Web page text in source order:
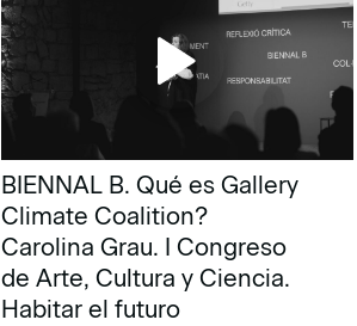
BIENNAL B. Qué es Gallery
Climate Coalition?
Carolina Grau. I Congreso
de Arte, Cultura y Ciencia.
Habitar el futuro